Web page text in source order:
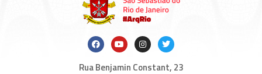
Rua Benjamin Constant, 23